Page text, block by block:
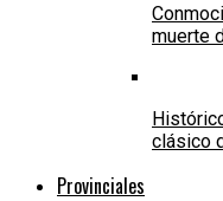
muerte
clásico
Provinciales